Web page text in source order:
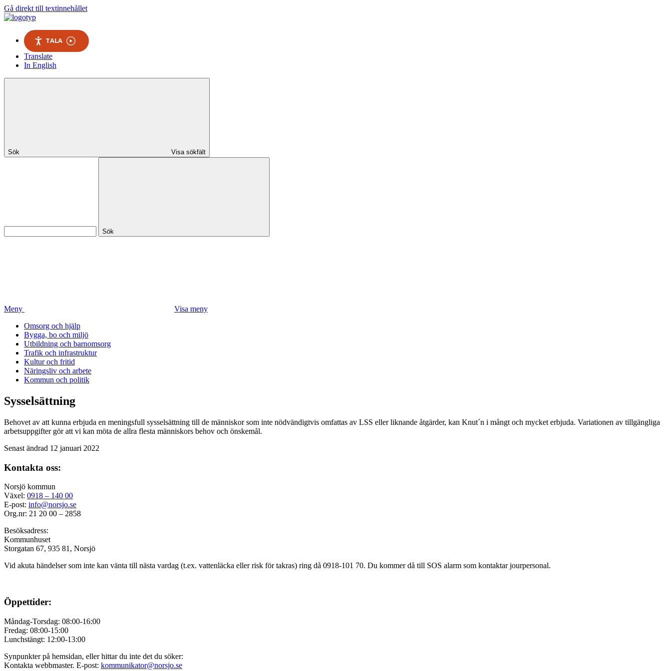
Gå direkt till textinnehållet
TALA
Translate
In English
Sök Visa sökfält
Sök
Meny
Visa meny
Omsorg och hjälp
Bygga, bo och miljö
Utbildning och barnomsorg
Trafik och infrastruktur
Kultur och fritid
Näringsliv och arbete
Kommun och politik
Sysselsättning
Behovet av att kunna erbjuda en meningsfull sysselsättning till de människor som inte nödvändigtvis omfattas av LSS eller liknande åtgärder, kan Knut´n i mångt och mycket erbjuda. Variationen av tillgängliga
arbetsuppgifter gör att vi kan möta de allra flesta människors behov och önskemål.
Senast ändrad 12 januari 2022
Kontakta oss:
Norsjö kommun
Växel: 0918 – 140 00
E-post: info@norsjo.se
Org.nr: 21 20 00 – 2858
Besöksadress:
Kommunhuset
Storgatan 67, 935 81, Norsjö
Vid akuta händelser som inte kan vänta till nästa vardag (t.ex. vattenläcka ellerrisk för takras) ring då 0918-101 70. Du kommer då till SOS alarm som kontaktar jourpersonal.
Öppettider:
Måndag-Torsdag: 08:00-16:00
Fredag: 08:00-15:00
Lunchstängt: 12:00-13:00
Synpunkter på hemsidan, eller hittar du inte det du söker:
Kontakta webbmaster. E-post: kommunikator@norsjo.se